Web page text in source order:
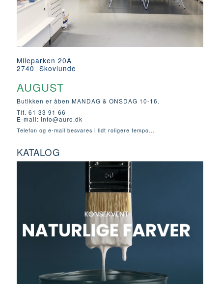
Mileparken 20A
2740 Skovlunde
AUGUST
Butikken er åben MANDAG & ONSDAG 10-16.
Tlf. 61 33 91 66
E-mail: info@auro.dk
Telefon og e-mail besvares i lidt roligere tempo...
KATALOG